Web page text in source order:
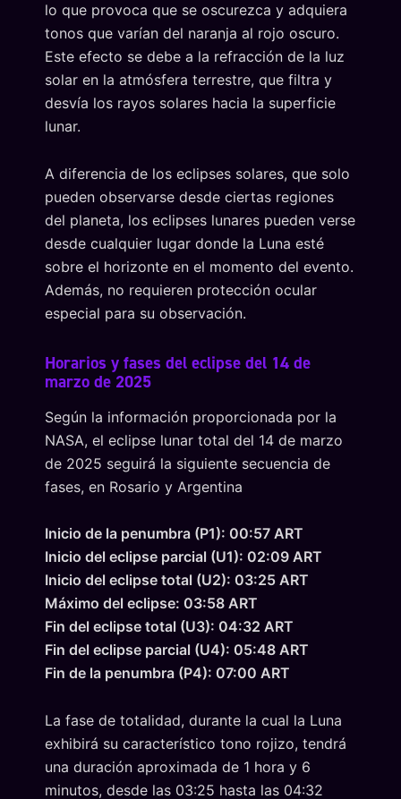
lo que provoca que se oscurezca y adquiera
tonos que varían del naranja al rojo oscuro.
Este efecto se debe a la refracción de la luz
solar en la atmósfera terrestre, que filtra y
desvía los rayos solares hacia la superficie
lunar.
A diferencia de los eclipses solares, que solo
pueden observarse desde ciertas regiones
del planeta, los eclipses lunares pueden verse
desde cualquier lugar donde la Luna esté
sobre el horizonte en el momento del evento.
Además, no requieren protección ocular
especial para su observación.
Horarios y fases del eclipse del 14 de
marzo de 2025
Según la información proporcionada por la
NASA, el eclipse lunar total del 14 de marzo
de 2025 seguirá la siguiente secuencia de
fases, en Rosario y Argentina
Inicio de la penumbra (P1): 00:57 ART
Inicio del eclipse parcial (U1): 02:09 ART
Inicio del eclipse total (U2): 03:25 ART
Máximo del eclipse: 03:58 ART
Fin del eclipse total (U3): 04:32 ART
Fin del eclipse parcial (U4): 05:48 ART
Fin de la penumbra (P4): 07:00 ART
La fase de totalidad, durante la cual la Luna
exhibirá su característico tono rojizo, tendrá
una duración aproximada de 1 hora y 6
minutos, desde las 03:25 hasta las 04:32